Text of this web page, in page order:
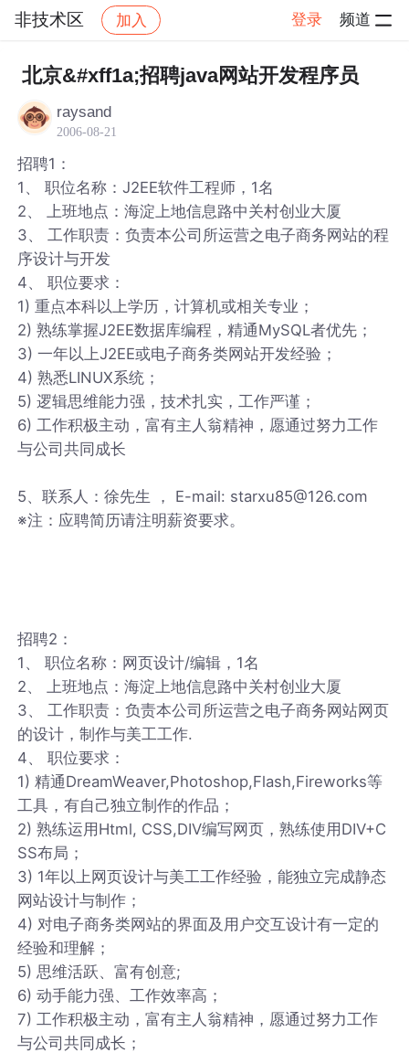
非技术区 加入 登录 频道
社区 非技术区 帖子详情
北京&#xff1a;招聘java网站开发程序员
raysand
2006-08-21
招聘1：
1、 职位名称：J2EE软件工程师，1名
2、 上班地点：海淀上地信息路中关村创业大厦
3、 工作职责：负责本公司所运营之电子商务网站的程
序设计与开发
4、 职位要求：
1) 重点本科以上学历，计算机或相关专业；
2) 熟练掌握J2EE数据库编程，精通MySQL者优先；
3) 一年以上J2EE或电子商务类网站开发经验；
4) 熟悉LINUX系统；
5) 逻辑思维能力强，技术扎实，工作严谨；
6) 工作积极主动，富有主人翁精神，愿通过努力工作
与公司共同成长
5、联系人：徐先生 ， E-mail: starxu85@126.com
※注：应聘简历请注明薪资要求。
招聘2：
1、 职位名称：网页设计/编辑，1名
2、 上班地点：海淀上地信息路中关村创业大厦
3、 工作职责：负责本公司所运营之电子商务网站网页
的设计，制作与美工工作.
4、 职位要求：
1) 精通DreamWeaver,Photoshop,Flash,Fireworks等
工具，有自己独立制作的作品；
2) 熟练运用Html, CSS,DIV编写网页，熟练使用DIV+C
SS布局；
3) 1年以上网页设计与美工工作经验，能独立完成静态
网站设计与制作；
4) 对电子商务类网站的界面及用户交互设计有一定的
经验和理解；
5) 思维活跃、富有创意;
6) 动手能力强、工作效率高；
7) 工作积极主动，富有主人翁精神，愿通过努力工作
与公司共同成长；